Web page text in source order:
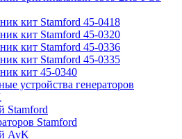
кит Stamford 45-0418
кит Stamford 45-0320
кит Stamford 45-0336
кит Stamford 45-0335
кит 45-0340
устройства генераторов
Stamford
Stamford
AvK